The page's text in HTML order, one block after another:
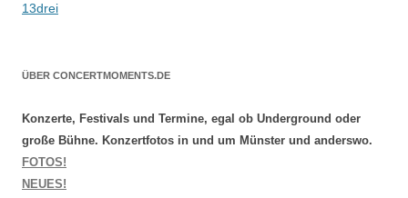
13drei
ÜBER CONCERTMOMENTS.DE
Konzerte, Festivals und Termine, egal ob Underground oder
große Bühne. Konzertfotos in und um Münster und anderswo.
FOTOS!
NEUES!